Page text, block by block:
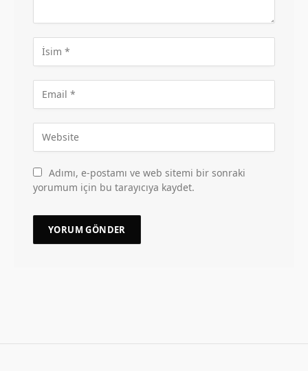
Adımı, e-postamı ve web sitemi bir sonraki
yorumum için bu tarayıcıya kaydet.